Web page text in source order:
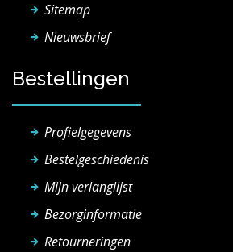
Sitemap
Nieuwsbrief
Bestellingen
Profielgegevens
Bestelgeschiedenis
Mijn verlanglijst
Bezorginformatie
Retourneringen